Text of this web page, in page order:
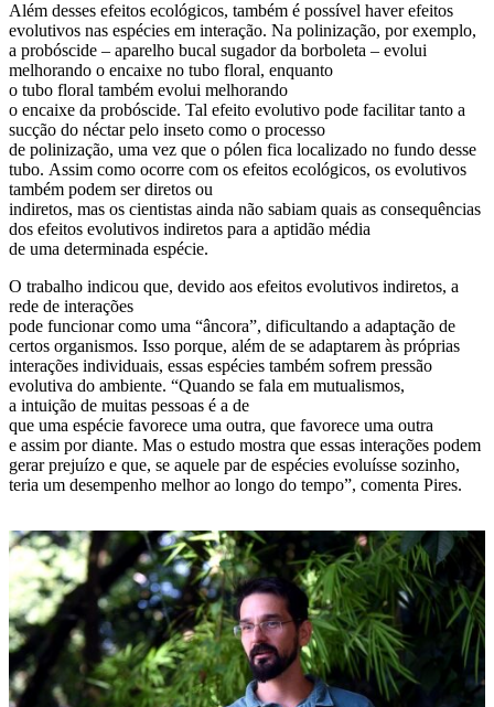
Além desses efeitos ecológicos, também é possível haver efeitos
evolutivos nas espécies em interação. Na polinização, por exemplo,
a probóscide – aparelho bucal sugador da borboleta – evolui
melhorando o encaixe no tubo floral, enquanto
o tubo floral também evolui melhorando
o encaixe da probóscide. Tal efeito evolutivo pode facilitar tanto a
sucção do néctar pelo inseto como o processo
de polinização, uma vez que o pólen fica localizado no fundo desse
tubo. Assim como ocorre com os efeitos ecológicos, os evolutivos
também podem ser diretos ou
indiretos, mas os cientistas ainda não sabiam quais as consequências
dos efeitos evolutivos indiretos para a aptidão média
de uma determinada espécie.
O trabalho indicou que, devido aos efeitos evolutivos indiretos, a
rede de interações
pode funcionar como uma “âncora”, dificultando a adaptação de
certos organismos. Isso porque, além de se adaptarem às próprias
interações individuais, essas espécies também sofrem pressão
evolutiva do ambiente. “Quando se fala em mutualismos,
a intuição de muitas pessoas é a de
que uma espécie favorece uma outra, que favorece uma outra
e assim por diante. Mas o estudo mostra que essas interações podem
gerar prejuízo e que, se aquele par de espécies evoluísse sozinho,
teria um desempenho melhor ao longo do tempo”, comenta Pires.